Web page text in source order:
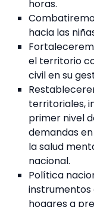
horas.
hacia las
el territorio
civil en su
territoriales,
primer nivel
demandas
la salud
nacional.
Política
instrumentos
hogares a